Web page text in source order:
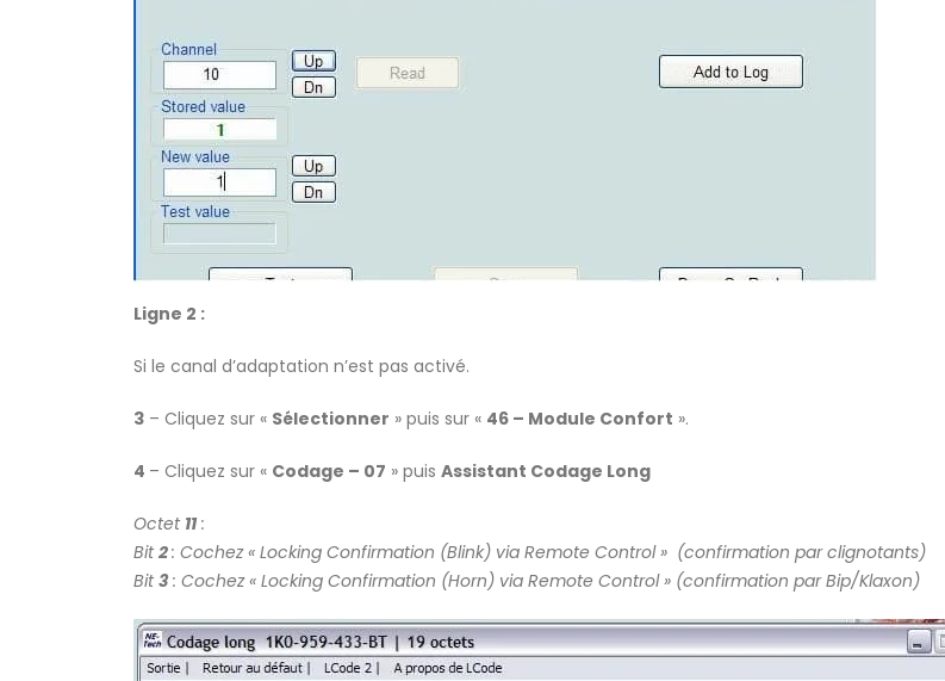
Ligne 2 :
Si le canal d’adaptation n’est pas activé.
3 – Cliquez sur « Sélectionner » puis sur « 46 – Module Confort ».
4 – Cliquez sur « Codage – 07 » puis Assistant Codage Long
Octet 11:
Bit2: Cochez « Locking Confirmation (Blink) via Remote Control » (confirmation par clignotants)
Bit3 : Cochez « Locking Confirmation (Horn) via Remote Control » (confirmation par Bip/Klaxon)